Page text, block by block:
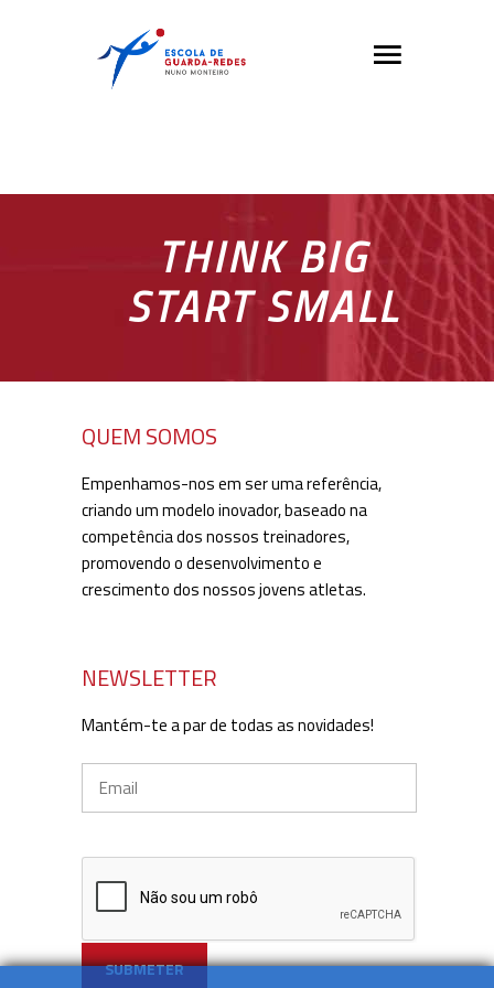
THINK BIG
START SMALL
QUEM SOMOS
Empenhamos-nos em ser uma referência,
criando um modelo inovador, baseado na
competência dos nossos treinadores,
promovendo o desenvolvimento e
crescimento dos nossos jovens atletas.
NEWSLETTER
Mantém-te a par de todas as novidades!